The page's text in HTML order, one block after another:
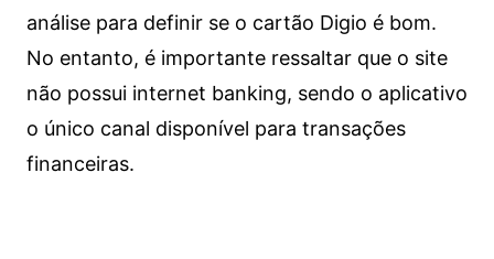
análise para definir se o cartão Digio é bom.
No entanto, é importante ressaltar que o site
não possui internet banking, sendo o aplicativo
o único canal disponível para transações
financeiras.